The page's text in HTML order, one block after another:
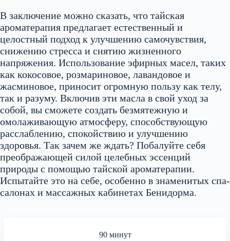
В заключение можно сказать, что тайская
ароматерапия предлагает естественный и
целостный подход к улучшению самочувствия,
снижению стресса и снятию жизненного
напряжения. Использование эфирных масел, таких
как кокосовое, розмариновое, лавандовое и
жасминовое, приносит огромную пользу как телу,
так и разуму. Включив эти масла в свой уход за
собой, вы сможете создать безмятежную и
омолаживающую атмосферу, способствующую
расслаблению, спокойствию и улучшению
здоровья. Так зачем же ждать? Побалуйте себя
преображающей силой целебных эссенций
природы с помощью тайской ароматерапии.
Испытайте это на себе, особенно в знаменитых спа-
салонах и массажных кабинетах Бенидорма.
90 минут